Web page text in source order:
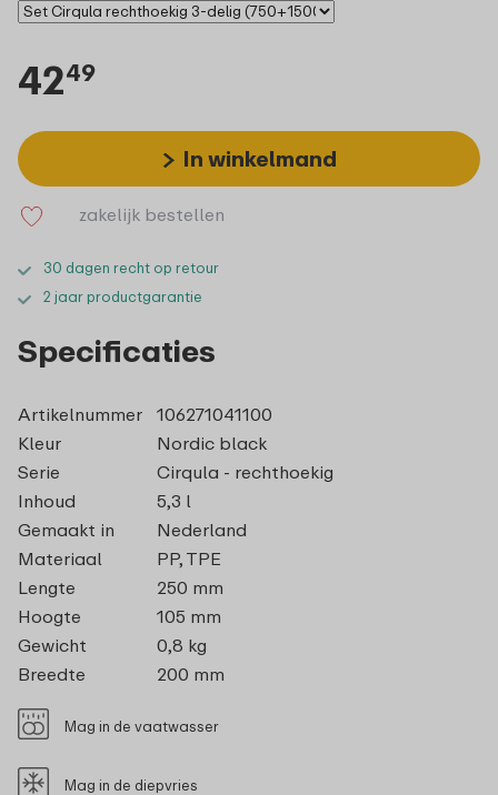
4249
In winkelmand
zakelijk bestellen
30 dagen recht op retour
2 jaar productgarantie
Specificaties
Artikelnummer
106271041100
Kleur
Nordic black
Serie
Cirqula - rechthoekig
Inhoud
5,3 l
Gemaakt in
Nederland
Materiaal
PP, TPE
Lengte
250 mm
Hoogte
105 mm
Gewicht
0,8 kg
Breedte
200 mm
Mag in de vaatwasser
Mag in de diepvries